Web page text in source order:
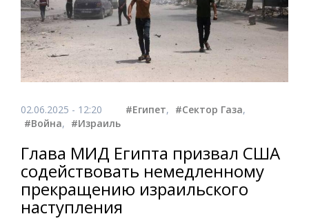
02.06.2025 - 12:20 #Египет, #Сектор Газа,
#Война, #Израиль
Глава МИД Египта призвал США
содействовать немедленному
прекращению израильского
наступления